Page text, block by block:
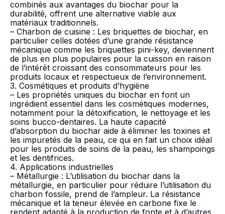
combinés aux avantages du biochar pour la
durabilité, offrent une alternative viable aux
matériaux traditionnels.
– Charbon de cuisine : Les briquettes de biochar, en
particulier celles dotées d’une grande résistance
mécanique comme les briquettes pini-key, deviennent
de plus en plus populaires pour la cuisson en raison
de l’intérêt croissant des consommateurs pour les
produits locaux et respectueux de l’environnement.
3. Cosmétiques et produits d’hygiène
– Les propriétés uniques du biochar en font un
ingrédient essentiel dans les cosmétiques modernes,
notamment pour la détoxification, le nettoyage et les
soins bucco-dentaires. La haute capacité
d’absorption du biochar aide à éliminer les toxines et
les impuretés de la peau, ce qui en fait un choix idéal
pour les produits de soins de la peau, les shampoings
et les dentifrices.
4. Applications industrielles
– Métallurgie : L’utilisation du biochar dans la
métallurgie, en particulier pour réduire l’utilisation du
charbon fossile, prend de l’ampleur. La résistance
mécanique et la teneur élevée en carbone fixe le
rendent adapté à la production de fonte et à d’autres